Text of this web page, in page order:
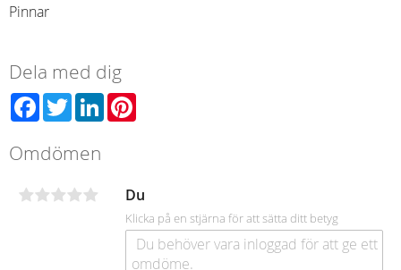
Pinnar
Dela med dig
Facebook
TwitterLinkedIn
Omdömen
Du
Klicka på en stjärna för att sätta ditt betyg